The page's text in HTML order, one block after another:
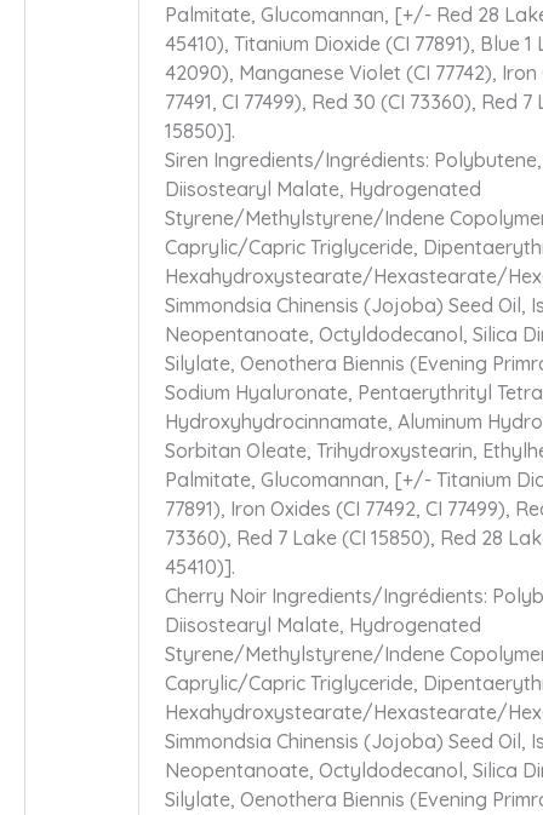
Palmitate, Glucomannan, [+/- Red 28
45410), Titanium Dioxide (CI 77891), Blue 1
42090), Manganese Violet (CI 77742), Iron
77491, CI 77499), Red 30 (CI 73360), Red 7
15850)].
Siren Ingredients/Ingrédients: Polybutene,
Diisostearyl Malate, Hydrogenated
Styrene/Methylstyrene/Indene
Caprylic/Capric Triglyceride,
Hexahydroxystearate/Hexastearate/
Simmondsia Chinensis (Jojoba) Seed Oil,
Neopentanoate, Octyldodecanol, Silica
Silylate, Oenothera Biennis (Evening
Sodium Hyaluronate, Pentaerythrityl
Hydroxyhydrocinnamate, Aluminum
Sorbitan Oleate, Trihydroxystearin,
Palmitate, Glucomannan, [+/- Titanium
77891), Iron Oxides (CI 77492, CI 77499),
73360), Red 7 Lake (CI 15850), Red 28
45410)].
Cherry Noir Ingredients/Ingrédients:
Diisostearyl Malate, Hydrogenated
Styrene/Methylstyrene/Indene
Caprylic/Capric Triglyceride,
Hexahydroxystearate/Hexastearate/
Simmondsia Chinensis (Jojoba) Seed Oil,
Neopentanoate, Octyldodecanol, Silica
Silylate, Oenothera Biennis (Evening